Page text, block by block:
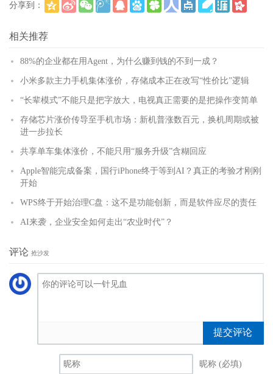
分享到：
相关推荐
88%的企业都在用Agent，为什么赚到钱的不到一成？
小米多款主力手机集体涨价，存储成本正在改写“性价比”逻辑
“长辈模式”不能只是把字放大，电视真正需要的是把操作变简单
存储芯片涨价传导至手机市场：新机普涨数百元，换机周期或被
进一步拉长
共享单车集体涨价，不能只用“服务升级”含糊回应
Apple智能完成备案，国行iPhone终于等到AI？真正的考验才刚刚
开始
WPS终于开始治理C盘：这不是功能创新，而是软件应尽的责任
AI来袭，企业安全如何走出“农业时代”？
评论 抢沙发
提交评论
昵称 (必填)